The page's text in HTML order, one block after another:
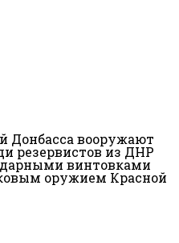
Донбасса вооружают
резервистов из ДНР
винтовками
оружием Красной